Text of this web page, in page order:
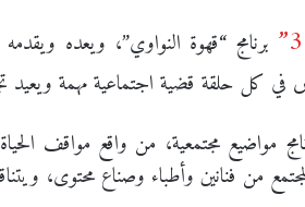
برنامج “قهوة النواوي”، ويعده
في كل حلقة قضية اجتماعية مهمة ويعيد
مواضيع مجتمعية، من واقع مواقف
من فنانين وأطباء وصناع محتوى،